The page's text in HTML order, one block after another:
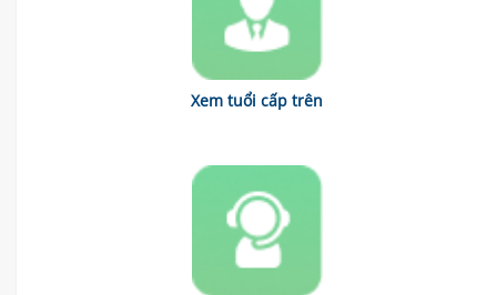
Xem tuổi cấp trên